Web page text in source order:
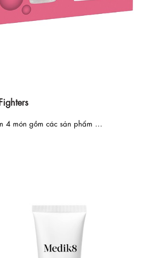
4 món gồm các sản phẩm ...